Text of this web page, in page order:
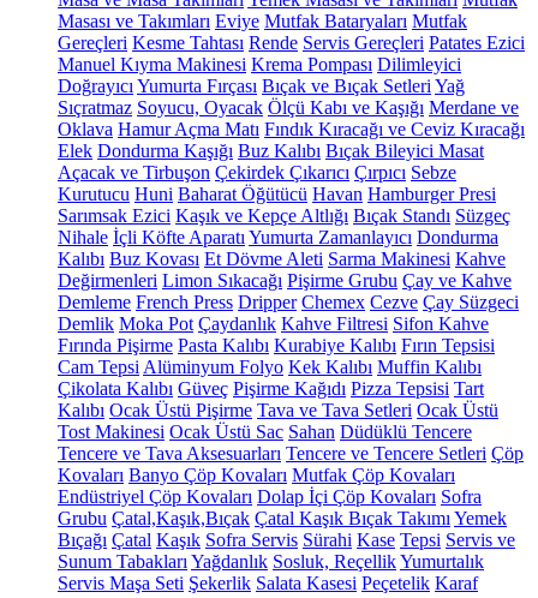
Masası ve Takımları Eviye Mutfak Bataryaları Mutfak
Gereçleri Kesme Tahtası Rende Servis Gereçleri Patates Ezici
Manuel Kıyma Makinesi Krema Pompası Dilimleyici
Doğrayıcı Yumurta Fırçası Bıçak ve Bıçak Setleri Yağ
Sıçratmaz Soyucu, Oyacak Ölçü Kabı ve Kaşığı Merdane ve
Oklava Hamur Açma Matı Fındık Kıracağı ve Ceviz Kıracağı
Elek Dondurma Kaşığı Buz Kalıbı Bıçak Bileyici Masat
Açacak ve Tirbuşon Çekirdek Çıkarıcı Çırpıcı Sebze
Kurutucu Huni Baharat Öğütücü Havan Hamburger Presi
Sarımsak Ezici Kaşık ve Kepçe Altlığı Bıçak Standı Süzgeç
Nihale İçli Köfte Aparatı Yumurta Zamanlayıcı Dondurma
Kalıbı Buz Kovası Et Dövme Aleti Sarma Makinesi Kahve
Değirmenleri Limon Sıkacağı Pişirme Grubu Çay ve Kahve
Demleme French Press Dripper Chemex Cezve Çay Süzgeci
Demlik Moka Pot Çaydanlık Kahve Filtresi Sifon Kahve
Fırında Pişirme Pasta Kalıbı Kurabiye Kalıbı Fırın Tepsisi
Cam Tepsi Alüminyum Folyo Kek Kalıbı Muffin Kalıbı
Çikolata Kalıbı Güveç Pişirme Kağıdı Pizza Tepsisi Tart
Kalıbı Ocak Üstü Pişirme Tava ve Tava Setleri Ocak Üstü
Tost Makinesi Ocak Üstü Sac Sahan Düdüklü Tencere
Tencere ve Tava Aksesuarları Tencere ve Tencere Setleri Çöp
Kovaları Banyo Çöp Kovaları Mutfak Çöp Kovaları
Endüstriyel Çöp Kovaları Dolap İçi Çöp Kovaları Sofra
Grubu Çatal,Kaşık,Bıçak Çatal Kaşık Bıçak Takımı Yemek
Bıçağı Çatal Kaşık Sofra Servis Sürahi Kase Tepsi Servis ve
Sunum Tabakları Yağdanlık Sosluk, ReçellikYumurtalık
Servis Maşa Seti Şekerlik Salata Kasesi Peçetelik Karaf